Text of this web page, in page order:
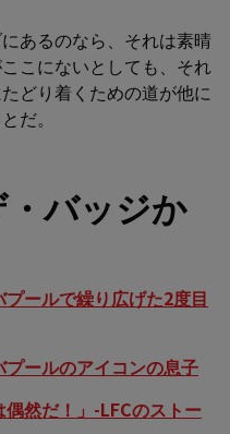
あるのなら、それは素晴
こにないとしても、それ
どり着くための道が他に
だ。
バッジか
ールで繰り広げた2度目
ールのアイコンの息子
偶然だ！」-LFCのストー